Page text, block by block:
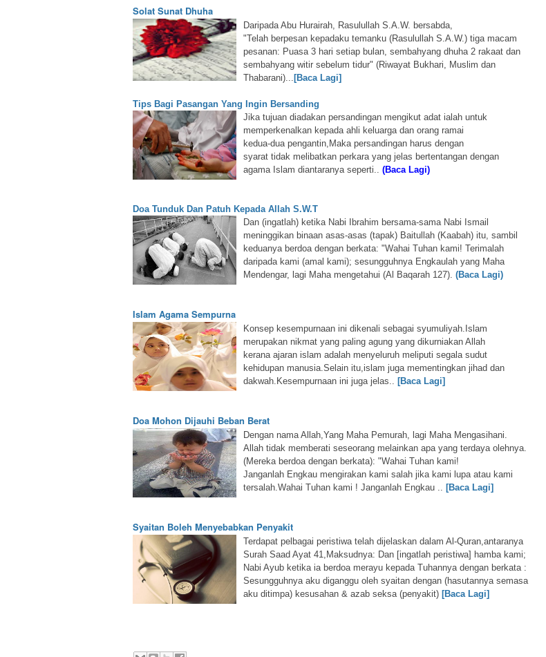
Solat Sunat Dhuha
Daripada Abu Hurairah, Rasulullah S.A.W. bersabda,
"Telah berpesan kepadaku temanku (Rasulullah S.A.W.) tiga macam
pesanan: Puasa 3 hari setiap bulan, sembahyang dhuha 2 rakaat dan
sembahyang witir sebelum tidur" (Riwayat Bukhari, Muslim dan
Thabarani)... [Baca Lagi]
Tips Bagi Pasangan Yang Ingin Bersanding
Jika tujuan diadakan persandingan mengikut adat ialah untuk
memperkenalkan kepada ahli keluarga dan orang ramai
kedua-dua pengantin,Maka persandingan harus dengan
syarat tidak melibatkan perkara yang jelas bertentangan dengan
agama Islam diantaranya seperti.. (Baca Lagi)
Doa Tunduk Dan Patuh Kepada Allah S.W.T
Dan (ingatlah) ketika Nabi Ibrahim bersama-sama Nabi Ismail
meninggikan binaan asas-asas (tapak) Baitullah (Kaabah) itu, sambil
keduanya berdoa dengan berkata: "Wahai Tuhan kami! Terimalah
daripada kami (amal kami); sesungguhnya Engkaulah yang Maha
Mendengar, lagi Maha mengetahui (Al Baqarah 127). (Baca Lagi)
Islam Agama Sempurna
Konsep kesempurnaan ini dikenali sebagai syumuliyah.Islam
merupakan nikmat yang paling agung yang dikurniakan Allah
kerana ajaran islam adalah menyeluruh meliputi segala sudut
kehidupan manusia.Selain itu,islam juga mementingkan jihad dan
dakwah.Kesempurnaan ini juga jelas.. [Baca Lagi]
Doa Mohon Dijauhi Beban Berat
Dengan nama Allah,Yang Maha Pemurah, lagi Maha Mengasihani.
Allah tidak memberati seseorang melainkan apa yang terdaya olehnya.
(Mereka berdoa dengan berkata): "Wahai Tuhan kami!
Janganlah Engkau mengirakan kami salah jika kami lupa atau kami
tersalah.Wahai Tuhan kami ! Janganlah Engkau .. [Baca Lagi]
Syaitan Boleh Menyebabkan Penyakit
Terdapat pelbagai peristiwa telah dijelaskan dalam Al-Quran,antaranya
Surah Saad Ayat 41,Maksudnya: Dan [ingatlah peristiwa] hamba kami;
Nabi Ayub ketika ia berdoa merayu kepada Tuhannya dengan berkata :
Sesungguhnya aku diganggu oleh syaitan dengan (hasutannya semasa
aku ditimpa) kesusahan & azab seksa (penyakit) [Baca Lagi]